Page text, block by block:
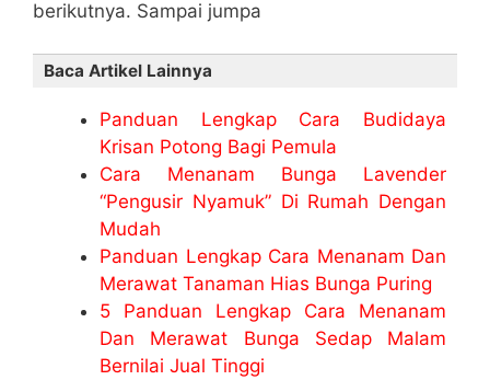
berikutnya. Sampai jumpa
Baca Artikel Lainnya
Panduan Lengkap Cara Budidaya
Krisan Potong Bagi Pemula
Cara Menanam Bunga Lavender
“Pengusir Nyamuk” Di Rumah Dengan
Mudah
Panduan Lengkap Cara Menanam Dan
Merawat Tanaman Hias Bunga Puring
5 Panduan Lengkap Cara Menanam
Dan Merawat Bunga Sedap Malam
Bernilai Jual Tinggi